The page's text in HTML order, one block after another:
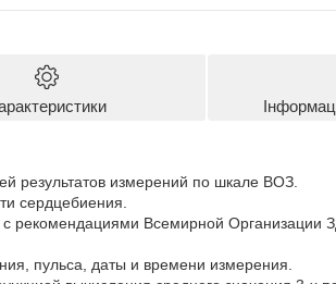
результатов измерений по шкале ВОЗ.
сердцебиения.
с рекомендациями Всемирной Организации
пульса, даты и времени измерения.